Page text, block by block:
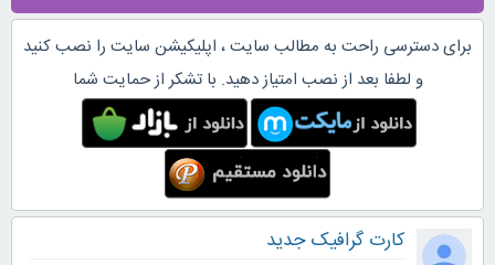
برای دسترسی راحت به مطالب سایت ، اپلیکیشن سایت را نصب کنید
و لطفا بعد از نصب امتیاز دهید. با تشکر از حمایت شما
کارت گرافیک جدید